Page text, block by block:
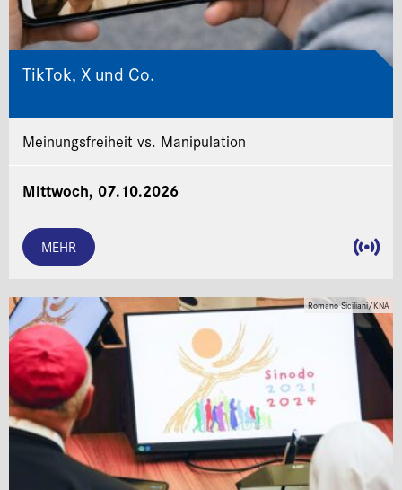
TikTok, X und Co.
Meinungsfreiheit vs. Manipulation
Mittwoch, 07.10.2026
MEHR
Romano Siciliani/KNA